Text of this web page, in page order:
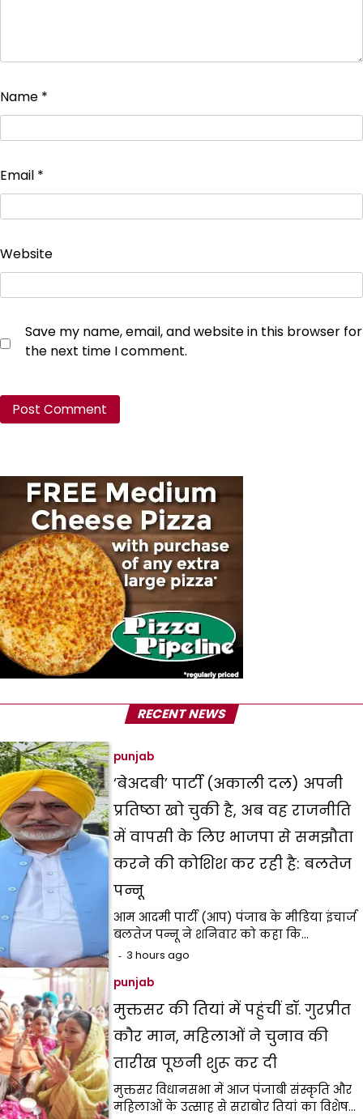
Name *
Email *
Website
Save my name, email, and website in this browser for
the next time I comment.
RECENT NEWS
punjab
‘बेअदबी’ पार्टी (अकाली दल) अपनी
प्रतिष्ठा खो चुकी है, अब वह राजनीति
में वापसी के लिए भाजपा से समझौता
करने की कोशिश कर रही है: बलतेज
पन्नू
आम आदमी पार्टी (आप) पंजाब के मीडिया इंचार्ज
बलतेज पन्नू ने शनिवार को कहा कि…
3 hours ago
punjab
मुक्तसर की तियां में पहुंचीं डॉ. गुरप्रीत
कौर मान, महिलाओं ने चुनाव की
तारीख पूछनी शुरू कर दी
मुक्तसर विधानसभा में आज पंजाबी संस्कृति और
महिलाओं के उत्साह से सराबोर तियां का विशेष…